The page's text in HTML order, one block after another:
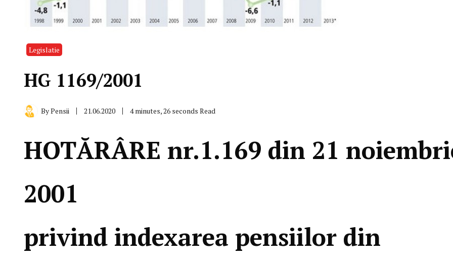
Legislatie
HG 1169/2001
ByPensii 21.06.2020 4 minutes, 26 seconds Read
HOTĂRÂRE nr.1.169 din 21
2001
privind indexarea pensiilor din